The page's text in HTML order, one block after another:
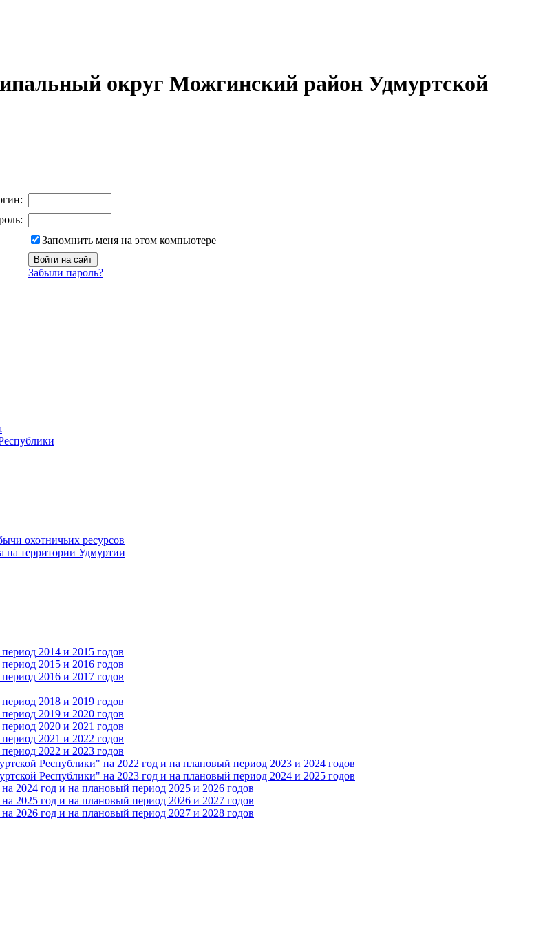
округ Можгинский район Удмуртской
Запомнить меня на этом компьютере
Забыли пароль?
охотничьих ресурсов
на территории Удмуртии
2014 и 2015 годов
2015 и 2016 годов
2016 и 2017 годов
2018 и 2019 годов
2019 и 2020 годов
2020 и 2021 годов
2021 и 2022 годов
2022 и 2023 годов
Республики" на 2022 год и на плановый период 2023 и 2024 годов
Республики" на 2023 год и на плановый период 2024 и 2025 годов
год и на плановый период 2025 и 2026 годов
год и на плановый период 2026 и 2027 годов
год и на плановый период 2027 и 2028 годов